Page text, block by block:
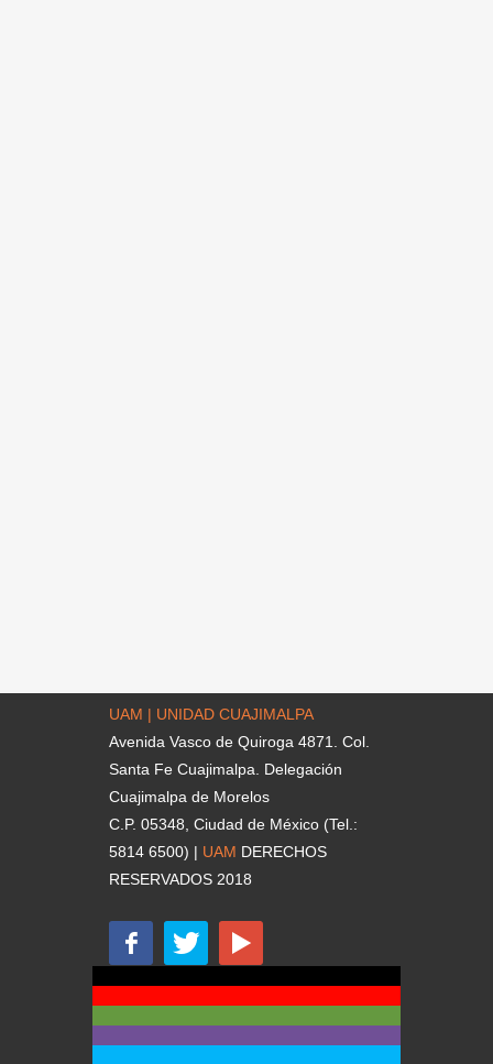
UAM | UNIDAD CUAJIMALPA
Avenida Vasco de Quiroga 4871. Col.
Santa Fe Cuajimalpa. Delegación
Cuajimalpa de Morelos
C.P. 05348, Ciudad de México (Tel.:
5814 6500) | UAM DERECHOS
RESERVADOS 2018